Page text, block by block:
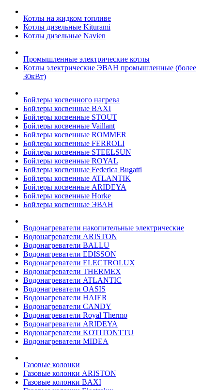
Котлы на жидком топливе
Котлы дизельные Kiturami
Котлы дизельные Navien
Промышленные электрические котлы
Котлы электрические ЭВАН промышленные (более
30кВт)
Бойлеры косвенного нагрева
Бойлеры косвенные BAXI
Бойлеры косвенные STOUT
Бойлеры косвенные Vaillant
Бойлеры косвенные ROMMER
Бойлеры косвенные FERROLI
Бойлеры косвенные STEELSUN
Бойлеры косвенные ROYAL
Бойлеры косвенные Federica Bugatti
Бойлеры косвенные ATLANTIK
Бойлеры косвенные ARIDEYA
Бойлеры косвенные Horke
Бойлеры косвенные ЭВАН
Водонагреватели накопительные электрические
Водонагреватели ARISTON
Водонагреватели BALLU
Водонагреватели EDISSON
Водонагреватели ELECTROLUX
Водонагреватели THERMEX
Водонагреватели ATLANTIC
Водонагреватели OASIS
Водонагреватели HAIER
Водонагреватели CANDY
Водонагреватели Royal Thermo
Водонагреватели ARIDEYA
Водонагреватели KOTITONTTU
Водонагреватели MIDEA
Газовые колонки
Газовые колонки ARISTON
Газовые колонки BAXI